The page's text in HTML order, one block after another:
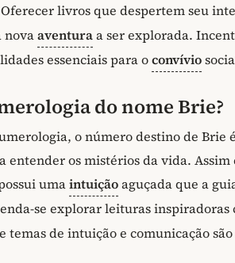
livros que despertem seu
novaaventuraa ser explorada.
essenciais para oconvívio
do nome Brie?
o número destino de
entender os mistérios da vida.
umaintuiçãoaguçada que a
se explorar leituras inspiradoras
temas de intuição e comunicação